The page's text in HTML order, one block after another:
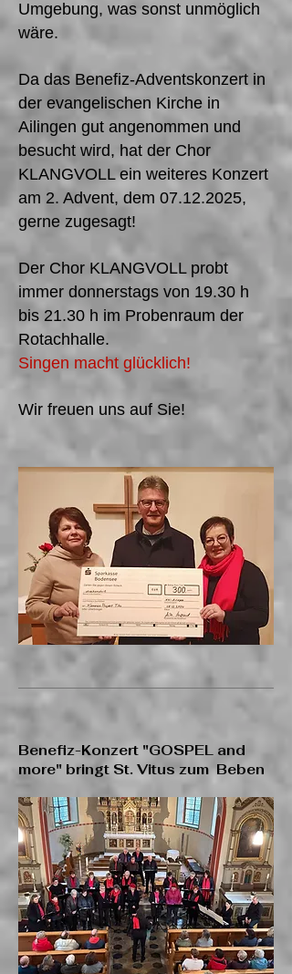
Umgebung, was sonst unmöglich
wäre.
Da das Benefiz-Adventskonzert in
der evangelischen Kirche in
Ailingen gut angenommen und
besucht wird, hat der Chor
KLANGVOLL ein weiteres Konzert
am 2. Advent, dem 07.12.2025,
gerne zugesagt!
Der Chor KLANGVOLL probt
immer donnerstags von 19.30 h
bis 21.30 h im Probenraum der
Rotachhalle.
Singen macht glücklich!
Wir freuen uns auf Sie!
Benefiz-Konzert "GOSPEL and
more" bringt St. Vitus zum Beben